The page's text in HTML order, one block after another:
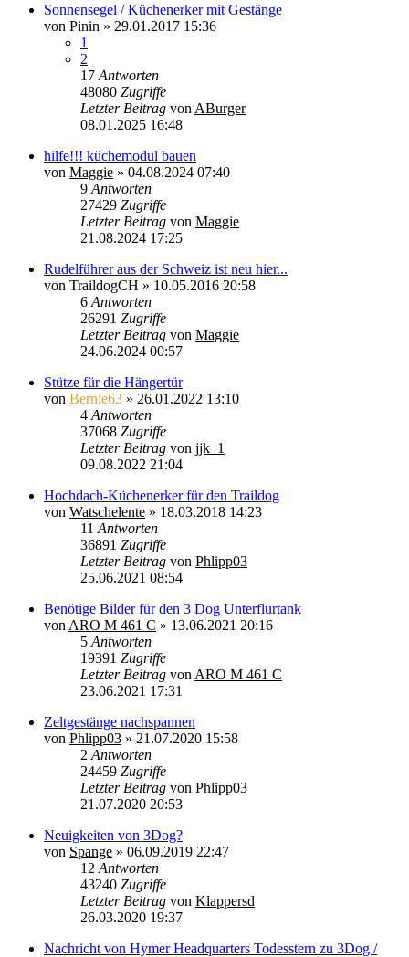
Sonnensegel / Küchenerker mit Gestänge
von Pinin » 29.01.2017 15:36
1
2
17 Antworten
48080 Zugriffe
Letzter Beitrag von ABurger
08.01.2025 16:48
hilfe!!! küchemodul bauen
von Maggie » 04.08.2024 07:40
9 Antworten
27429 Zugriffe
Letzter Beitrag von Maggie
21.08.2024 17:25
Rudelführer aus der Schweiz ist neu hier...
von TraildogCH » 10.05.2016 20:58
6 Antworten
26291 Zugriffe
Letzter Beitrag von Maggie
24.06.2024 00:57
Stütze für die Hängertür
von Bernie63 » 26.01.2022 13:10
4 Antworten
37068 Zugriffe
Letzter Beitrag von jjk_1
09.08.2022 21:04
Hochdach-Küchenerker für den Traildog
von Watschelente » 18.03.2018 14:23
11 Antworten
36891 Zugriffe
Letzter Beitrag von Phlipp03
25.06.2021 08:54
Benötige Bilder für den 3 Dog Unterflurtank
von ARO M 461 C » 13.06.2021 20:16
5 Antworten
19391 Zugriffe
Letzter Beitrag von ARO M 461 C
23.06.2021 17:31
Zeltgestänge nachspannen
von Phlipp03 » 21.07.2020 15:58
2 Antworten
24459 Zugriffe
Letzter Beitrag von Phlipp03
21.07.2020 20:53
Neuigkeiten von 3Dog?
von Spange » 06.09.2019 22:47
12 Antworten
43240 Zugriffe
Letzter Beitrag von Klappersd
26.03.2020 19:37
Nachricht von Hymer Headquarters Todesstern zu 3Dog /